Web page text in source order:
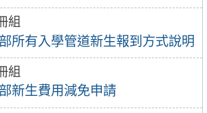
組
所有入學管道新生報到方式說明
組
新生費用減免申請